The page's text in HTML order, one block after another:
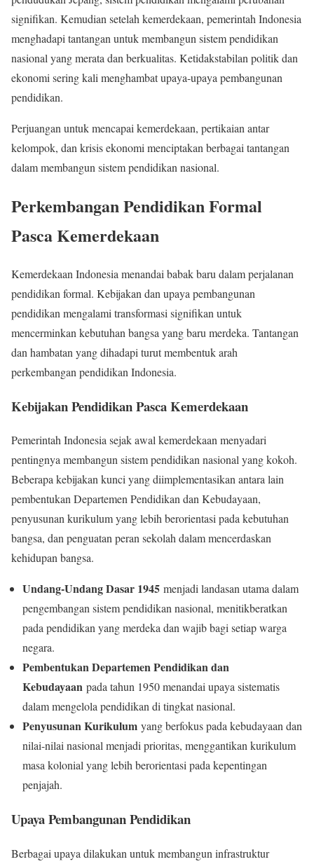
signifikan. Kemudian setelah kemerdekaan, pemerintah Indonesia
menghadapi tantangan untuk membangun sistem pendidikan
nasional yang merata dan berkualitas. Ketidakstabilan politik dan
ekonomi sering kali menghambat upaya-upaya pembangunan
pendidikan.
Perjuangan untuk mencapai kemerdekaan, pertikaian antar
kelompok, dan krisis ekonomi menciptakan berbagai tantangan
dalam membangun sistem pendidikan nasional.
Perkembangan Pendidikan Formal
Pasca Kemerdekaan
Kemerdekaan Indonesia menandai babak baru dalam perjalanan
pendidikan formal. Kebijakan dan upaya pembangunan
pendidikan mengalami transformasi signifikan untuk
mencerminkan kebutuhan bangsa yang baru merdeka. Tantangan
dan hambatan yang dihadapi turut membentuk arah
perkembangan pendidikan Indonesia.
Kebijakan Pendidikan Pasca Kemerdekaan
Pemerintah Indonesia sejak awal kemerdekaan menyadari
pentingnya membangun sistem pendidikan nasional yang kokoh.
Beberapa kebijakan kunci yang diimplementasikan antara lain
pembentukan Departemen Pendidikan dan Kebudayaan,
penyusunan kurikulum yang lebih berorientasi pada kebutuhan
bangsa, dan penguatan peran sekolah dalam mencerdaskan
kehidupan bangsa.
Undang-Undang Dasar 1945 menjadi landasan utama dalam
pengembangan sistem pendidikan nasional, menitikberatkan
pada pendidikan yang merdeka dan wajib bagi setiap warga
negara.
Pembentukan Departemen Pendidikan dan
Kebudayaan pada tahun 1950 menandai upaya sistematis
dalam mengelola pendidikan di tingkat nasional.
Penyusunan Kurikulum yang berfokus pada kebudayaan dan
nilai-nilai nasional menjadi prioritas, menggantikan kurikulum
masa kolonial yang lebih berorientasi pada kepentingan
penjajah.
Upaya Pembangunan Pendidikan
Berbagai upaya dilakukan untuk membangun infrastruktur